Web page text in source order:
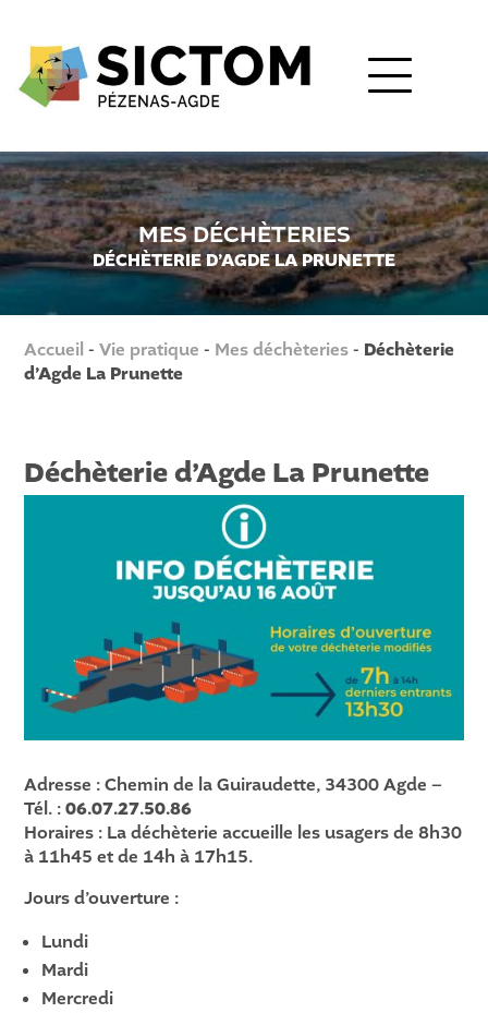
MES DÉCHÈTERIES
DÉCHÈTERIE D’AGDE LA PRUNETTE
Accueil -Vie pratique - Mes déchèteries- Déchèterie
d’Agde La Prunette
Déchèterie d’Agde La Prunette
Adresse : Chemin de la Guiraudette, 34300 Agde –
Tél. :06.07.27.50.86
Horaires : La déchèterie accueille les usagers de 8h30
à 11h45 et de 14h à 17h15.
Jours d’ouverture :
Lundi
Mardi
Mercredi